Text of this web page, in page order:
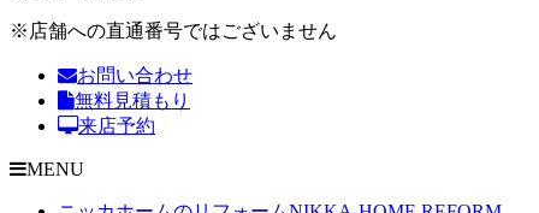
※店舗への直通番号ではございません
お問い合わせ
無料見積もり
来店予約
MENU